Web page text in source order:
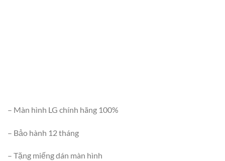
– Màn hình LG chính hãng 100%
– Bảo hành 12 tháng
– Tặng miếng dán màn hình